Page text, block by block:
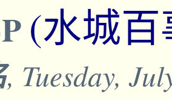
(水城
, Tuesday,